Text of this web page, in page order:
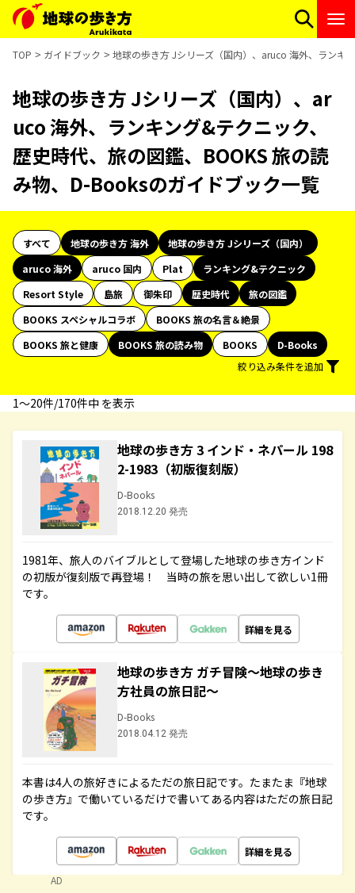
TOP ガイドブック 地球の歩き方 Jシリーズ（国内）、aruco 海外、ランキ
地球の歩き方 Jシリーズ（国内）、ar
uco 海外、ランキング&テクニック、
歴史時代、旅の図鑑、BOOKS 旅の読
み物、D-Booksのガイドブック一覧
すべて 地球の歩き方 海外
地球の歩き方 Jシリーズ（国内）
aruco 海外
aruco 国内 Plat
ランキング&テクニック
Resort Style
島旅 御朱印 歴史時代
旅の図鑑
BOOKS スペシャルコラボ
BOOKS 旅の名言＆絶景
BOOKS 旅と健康
BOOKS 旅の読み物 BOOKS
D-Books
絞り込み条件を追加
1〜20件/170件中 を表示
地球の歩き方 3 インド・ネパール 198
2-1983（初版復刻版）
D-Books
2018.12.20 発売
1981年、旅人のバイブルとして登場した地球の歩き方インド
の初版が復刻版で再登場！ 当時の旅を思い出して欲しい1冊
です。
詳細を見る
地球の歩き方 ガチ冒険～地球の歩き
方社員の旅日記～
D-Books
2018.04.12 発売
本書は4人の旅好きによるただの旅日記です。たまたま『地球
の歩き方』で働いているだけで書いてある内容はただの旅日記
です。
詳細を見る
AD